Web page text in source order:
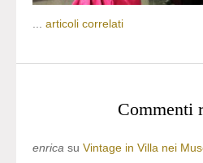
articoli correlati
Commenti
enrica su Vintage in Villa nei